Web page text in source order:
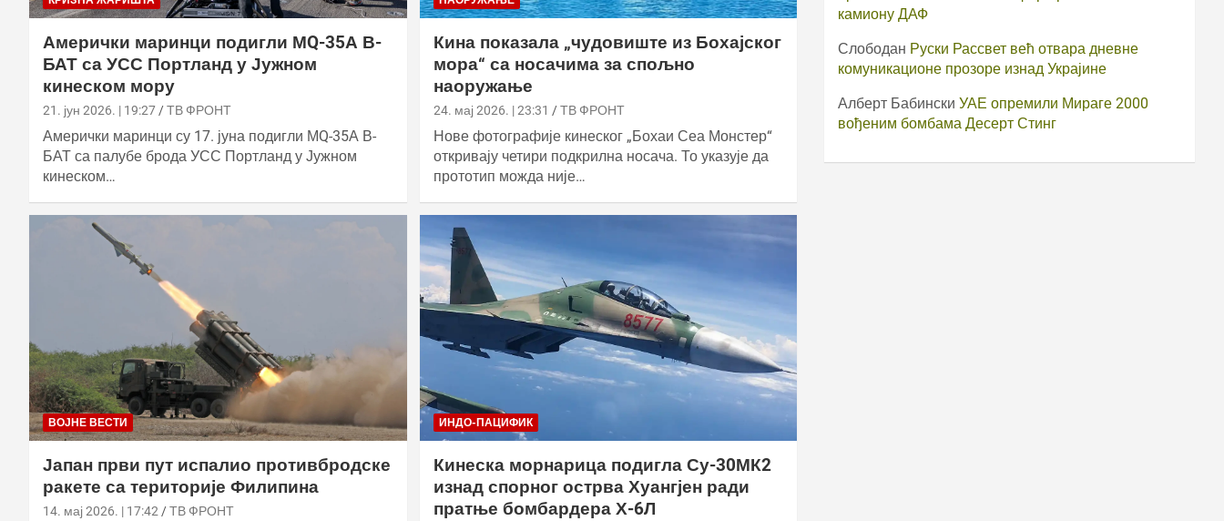
Амерички маринци подигли МQ-35А В-
БАТ са УСС Портланд у Јужном
кинеском мору
21. јун 2026. | 19:27 ТВ ФРОНТ
Амерички маринци су 17. јуна подигли МQ-35А В-
БАТ са палубе брода УСС Портланд у Јужном
кинеском…
Кина показала „чудовиште из Бохајског
мора“ са носачима за спољно
наоружање
24. мај 2026. | 23:31 ТВ ФРОНТ
Нове фотографије кинеског „Бохаи Сеа Монстер“
откривају четири подкрилна носача. То указује да
прототип можда није…
ВОЈНЕ ВЕСТИ
Јапан први пут испалио противбродске
ракете са територије Филипина
14. мај 2026. | 17:42 ТВ ФРОНТ
ИНДО-ПАЦИФИК
Кинеска морнарица подигла Су-30МК2
изнад спорног острва Хуангјен ради
пратње бомбардера Х-6Л
камиону ДАФ
Слободан Руски Рассвет већ отвара дневне
комуникационе прозоре изнад Украјине
Алберт Бабински УАЕ опремили Мираге 2000
вођеним бомбама Десерт Стинг